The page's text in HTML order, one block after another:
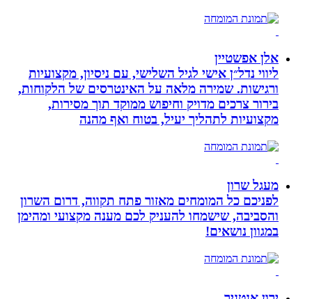
אלן אפשטיין
ליווי נדל״ן אישי לגיל השלישי, עם ניסיון, מקצועיות
ורגישות. שמירה מלאה על האינטרסים של הלקוחות,
בירור צרכים מדויק וחיפוש ממוקד תוך מסירות,
מקצועיות לתהליך יעיל, בטוח ואף מהנה
מעגל שרון
לפניכם כל המומחים מאזור פתח תקווה, דרום השרון
והסביבה, שישמחו להעניק לכם מענה מקצועי ומהימן
במגוון נושאים!